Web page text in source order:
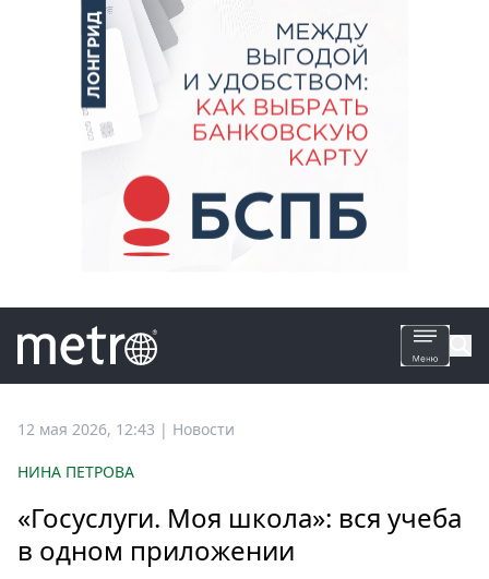
Все
Россия
Мир
12 мая 2026, 12:43 | Новости
НИНА ПЕТРОВА
«Госуслуги. Моя школа»: вся учеба
в одном приложении